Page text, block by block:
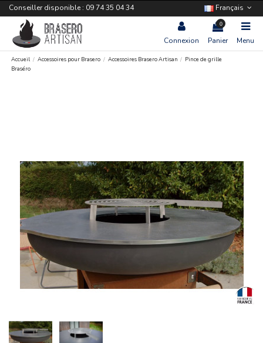
Conseiller disponible : 09 74 35 04 34 Français
Connexion
0
Panier Menu
Accueil Accessoires pour Brasero Accessoires Brasero Artisan
Pince de grille
Braséro